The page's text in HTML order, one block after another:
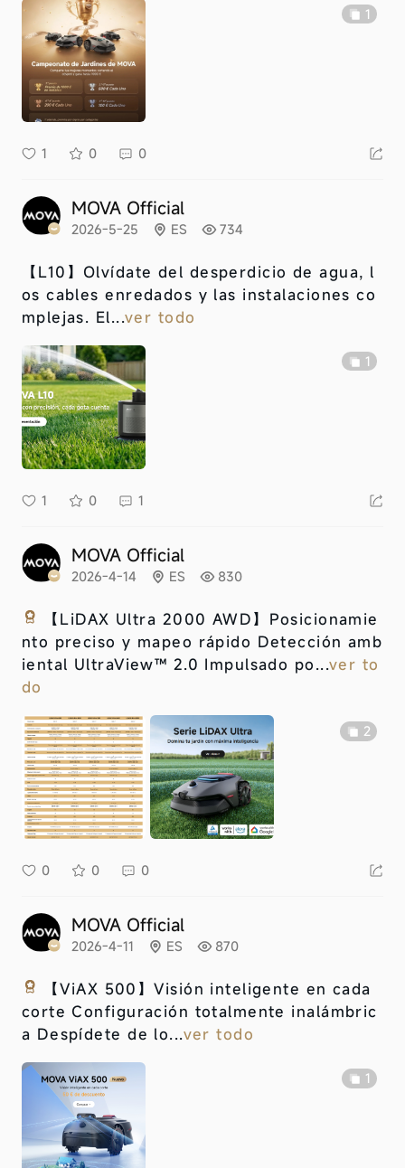
1
1 0 0
MOVA Official
2026-5-25 ES 734
【L10】 Olvídate del desperdicio de agua, l
os cables enredados y las instalaciones co
mplejas. El...ver todo
1
1 0 1
MOVA Official
2026-4-14 ES 830
【LiDAX Ultra 2000 AWD】 Posicionamie
nto preciso y mapeo rápido Detección amb
iental UltraView™ 2.0 Impulsado po...ver to
do
2
0 0 0
MOVA Official
2026-4-11 ES 870
【ViAX 500】Visión inteligente en cada
corte Configuración totalmente inalámbric
a Despídete de lo...ver todo
1